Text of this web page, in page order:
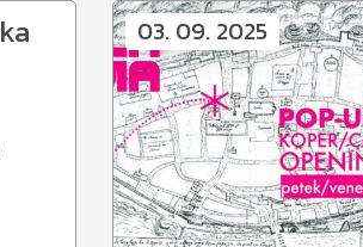
03. 09. 2025